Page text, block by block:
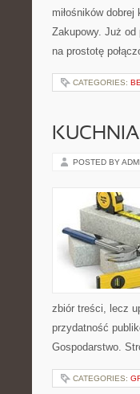
miłośników
Zakupowy. Już
na prostotę
CATEGORIES:
POSTED BY
zbiór treści, lecz
przydatność
Gospodarstwo.
CATEGORIES: